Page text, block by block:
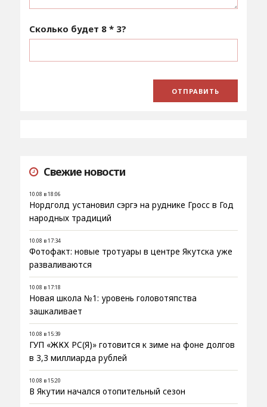
Сколько будет 8 * 3?
Свежие новости
10.08 в 18:06
Нордголд установил сэргэ на руднике Гросс в Год
народных традиций
10.08 в 17:34
Фотофакт: новые тротуары в центре Якутска уже
разваливаются
10.08 в 17:18
Новая школа №1: уровень головотяпства
зашкаливает
10.08 в 15:39
ГУП «ЖКХ РС(Я)» готовится к зиме на фоне долгов
в 3,3 миллиарда рублей
10.08 в 15:20
В Якутии начался отопительный сезон